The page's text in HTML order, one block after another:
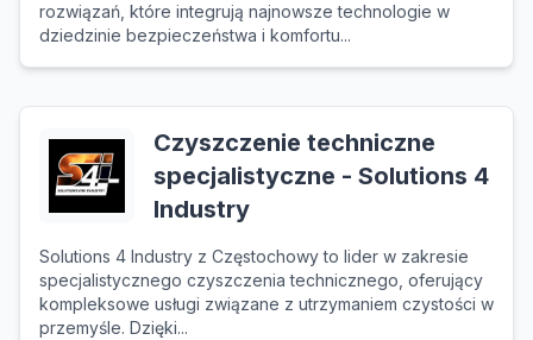
rozwiązań, które integrują najnowsze technologie w
dziedzinie bezpieczeństwa i komfortu...
Czyszczenie techniczne
specjalistyczne - Solutions 4
Industry
Solutions 4 Industry z Częstochowy to lider w zakresie
specjalistycznego czyszczenia technicznego, oferujący
kompleksowe usługi związane z utrzymaniem czystości w
przemyśle. Dzięki...